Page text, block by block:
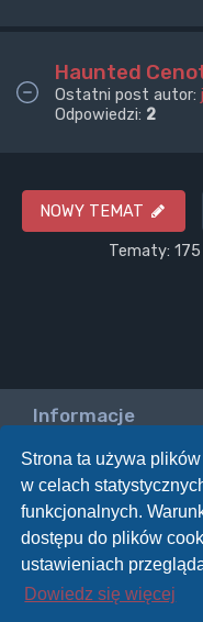
Strona ta używa
w celach
funkcjonalnych.
dostępu do plików
ustawieniach
Dowiedz się więcej
Haunted
Ostatni post autor:
Odpowiedzi: 2
NOWY TEMAT
Tematy: 175
Informacje
Twoje uprawnienia na
Nie możesztworzyć
Nie możesz
Nie możesz zmieniać
Nie możesz
usuwać
Nie możeszdodawać